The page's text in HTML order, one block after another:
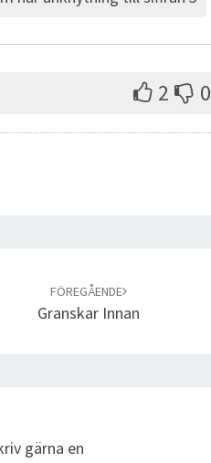
2 0
FÖREGÅENDE
Granskar Innan
gärna en